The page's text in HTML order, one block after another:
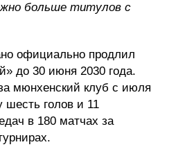
больше титулов с
официально продлил
до 30 июня 2030 года.
мюнхенский клуб с июля
шесть голов и 11
в 180 матчах за